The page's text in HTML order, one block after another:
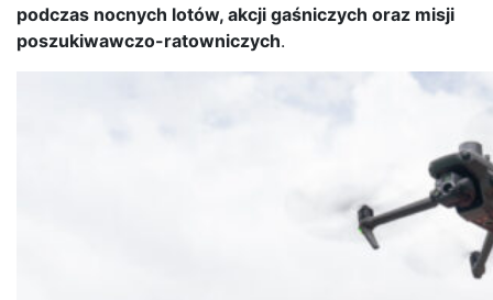
podczas nocnych lotów, akcji gaśniczych oraz misji
poszukiwawczo-ratowniczych.